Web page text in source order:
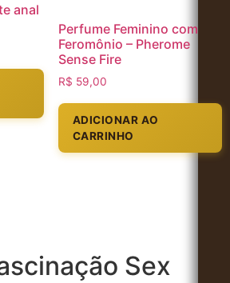
anal
Perfume Feminino com
Feromônio – Pherome
Sense Fire
R$ 59,00
ADICIONAR AO
CARRINHO
Sex